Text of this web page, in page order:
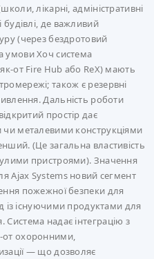
лікарні, адміністративні
будівлі, де важливий
(через бездротовий
умови Хоч система
от Fire Hub або ReX) мають
також є резервні
Дальність роботи
простір дає
металевими конструкціями
(Це загальна властивість
пристроями). Значення
Ajax Systems новий сегмент
пожежної безпеки для
із існуючими продуктами для
надає інтеграцію з
охоронними,
— що дозволяє